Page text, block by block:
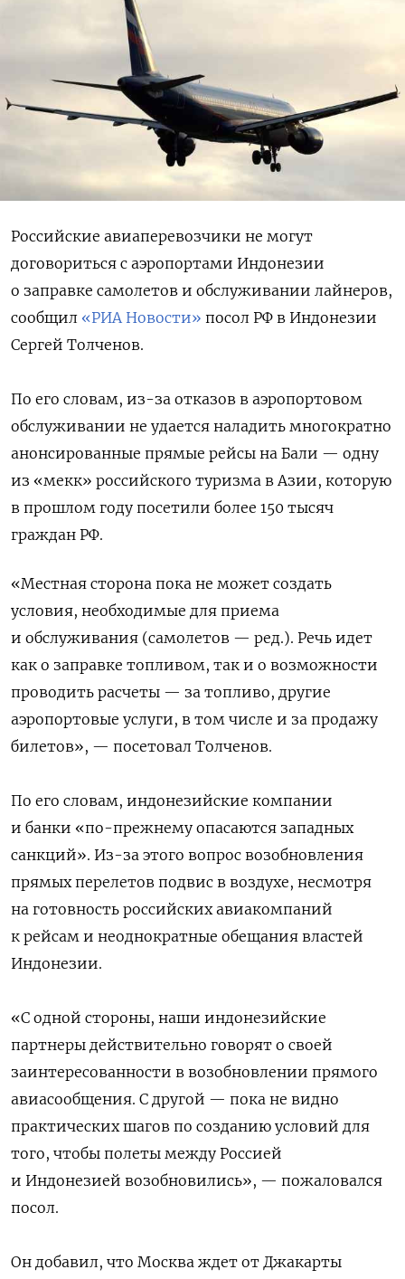
Российские авиаперевозчики не могут
договориться с аэропортами Индонезии
о заправке самолетов и обслуживании лайнеров,
сообщил «РИА Новости» посол РФ в Индонезии
Сергей Толченов.
По его словам, из-за отказов в аэропортовом
обслуживании не удается наладить многократно
анонсированные прямые рейсы на Бали — одну
из «мекк» российского туризма в Азии, которую
в прошлом году посетили более 150 тысяч
граждан РФ.
«Местная сторона пока не может создать
условия, необходимые для приема
и обслуживания (самолетов — ред.). Речь идет
как о заправке топливом, так и о возможности
проводить расчеты — за топливо, другие
аэропортовые услуги, в том числе и за продажу
билетов», — посетовал Толченов.
По его словам, индонезийские компании
и банки «по-прежнему опасаются западных
санкций». Из-за этого вопрос возобновления
прямых перелетов подвис в воздухе, несмотря
на готовность российских авиакомпаний
к рейсам и неоднократные обещания властей
Индонезии.
«С одной стороны, наши индонезийские
партнеры действительно говорят о своей
заинтересованности в возобновлении прямого
авиасообщения. С другой — пока не видно
практических шагов по созданию условий для
того, чтобы полеты между Россией
и Индонезией возобновились», — пожаловался
посол.
Он добавил, что Москва ждет от Джакарты